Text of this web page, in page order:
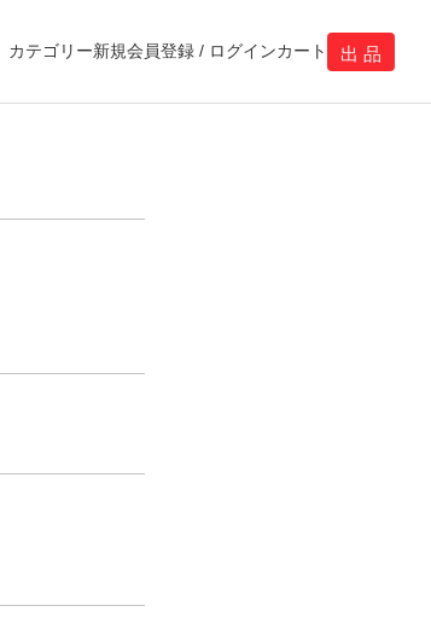
出 品
カテゴリー新規会員登録 / ログインカート